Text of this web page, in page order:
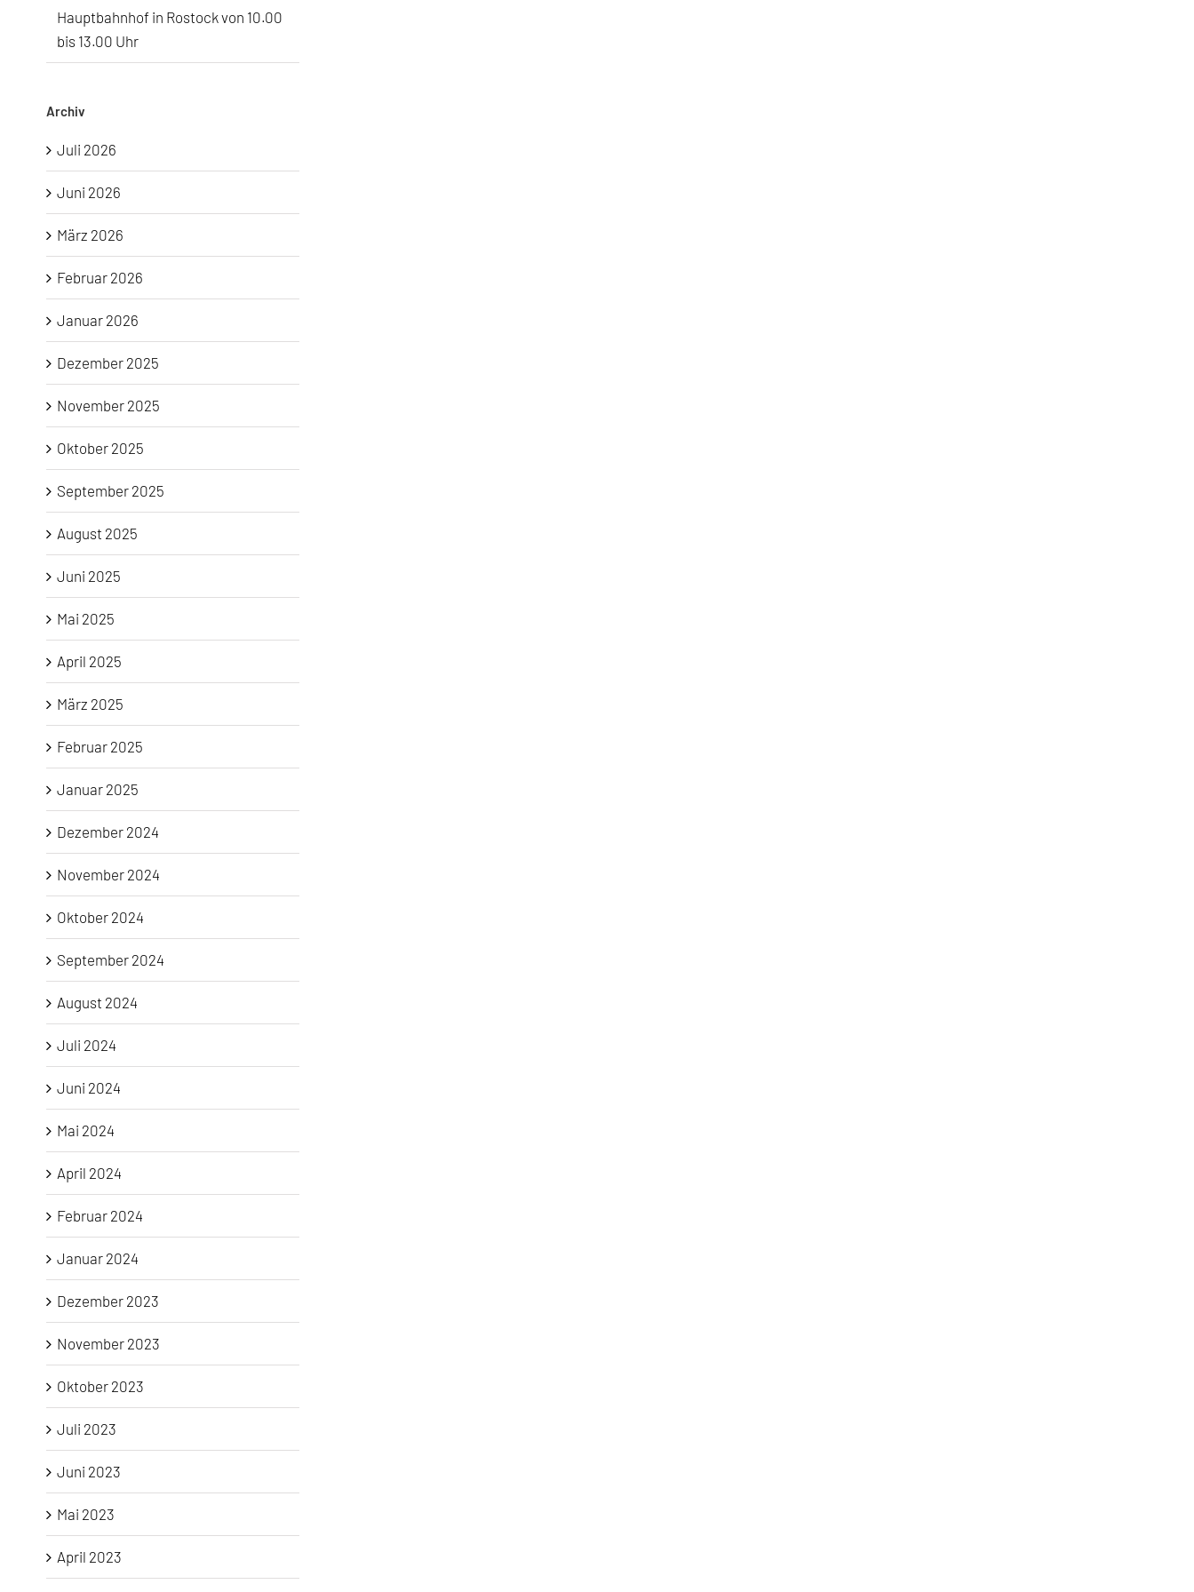
Hauptbahnhof in Rostock von 10.00
bis 13.00 Uhr
Archiv
Juli 2026
Juni 2026
März 2026
Februar 2026
Januar 2026
Dezember 2025
November 2025
Oktober 2025
September 2025
August 2025
Juni 2025
Mai 2025
April 2025
März 2025
Februar 2025
Januar 2025
Dezember 2024
November 2024
Oktober 2024
September 2024
August 2024
Juli 2024
Juni 2024
Mai 2024
April 2024
Februar 2024
Januar 2024
Dezember 2023
November 2023
Oktober 2023
Juli 2023
Juni 2023
Mai 2023
April 2023